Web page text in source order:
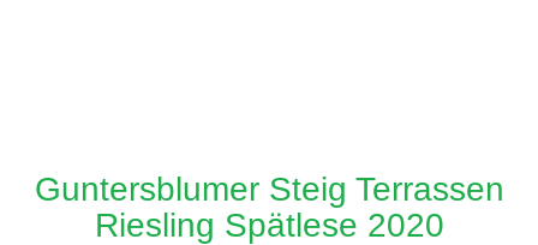
Guntersblumer Steig Terrassen
Riesling Spätlese 2020